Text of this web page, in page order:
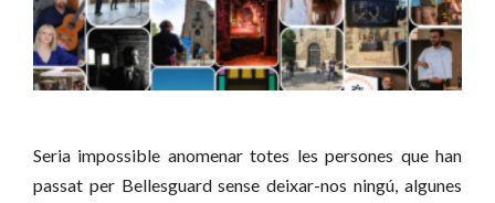
Seria impossible anomenar totes les persones que han
passat per Bellesguard sense deixar-nos ningú, algunes